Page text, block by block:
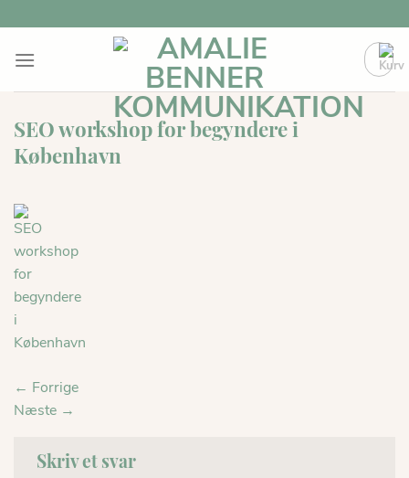
indhold
SEO workshop for begyndere i
København
← Forrige
Næste →
Skriv et svar